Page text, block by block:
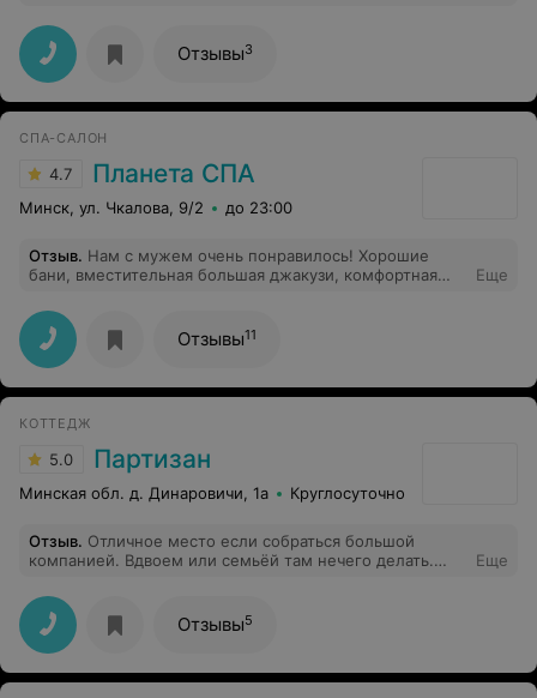
уточняли у администратора о наличии караоке,
администратор сообщила что всё исправно и работает.
По приезду оказалось, что микрофоны не работают,
колонки не работают, в пультах от телевизора даже не
было батареек. После обращения к администратору
это, нас здесь работает 6 человек". В итоге попеть не
удалось, послушать свою музыку тоже не удалось, и
вечер, честно говоря, был испорчен. Сервис отвратный
и это не дешёвая сауна во дворе дома, а сауна люкс
(как они себя позиционируют) в центре города.
Отзывы3
СПА-САЛОН
4.7 Планета СПА
Минск, ул. Чкалова, 9/2 до 23:00
Отзыв. Нам с мужем очень понравилось! Хорошие
бани, вместительная большая джакузи, комфортная
располагающая к релаксу, соляная комната!!! И самое
главное приветливая администратор Алеся)))
Отношение к клиентам на высшем уровне! По
окончанию посещения термального комплекса и
соляной комнаты нам предложили вкуснейший
Еще
Отзывы11
КОТТЕДЖ
5.0 Партизан
Минская обл. д. Динаровичи, 1а Круглосуточно
Отзыв. Отличное место если собраться большой
компанией. Вдвоем или семьёй там нечего делать.
Еще
Отзывы5